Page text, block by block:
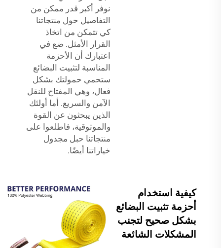
نوفر أكبر قدر ممكن من
التفاصيل حول منتجاتنا
كي تتمكن من اتخاذ
القرار الأمثل. ضع في
اعتبارك أن الأحزمة
المناسبة لتثبيت البضائع
ستحمي حمولتك بشكل
فعال، وهي المفتاح للنقل
الآمن والسريع. أما أولئك
الذين يبحثون عن القوة
والموثوقية، فاطلعوا على
منتجاتنا حبل مجدول
خياراتنا أيضًا.
كيفية استخدام
أحزمة تثبيت البضائع
بشكل صحيح لتجنب
المشكلات الشائعة